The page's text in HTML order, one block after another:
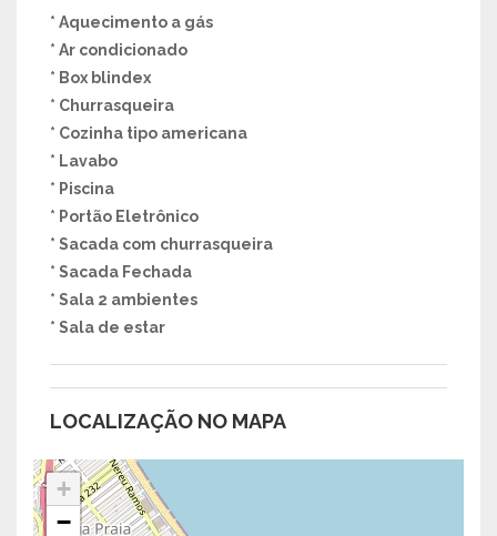
* Aquecimento a gás
* Ar condicionado
* Box blindex
* Churrasqueira
* Cozinha tipo americana
* Lavabo
* Piscina
* Portão Eletrônico
* Sacada com churrasqueira
* Sacada Fechada
* Sala 2 ambientes
* Sala de estar
LOCALIZAÇÃO NO MAPA
+
−